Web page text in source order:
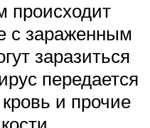
происходит
с зараженным
заразиться
передается
и прочие